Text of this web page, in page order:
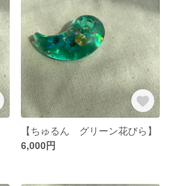
【ちゅるん グリーン花びら】
6,000円